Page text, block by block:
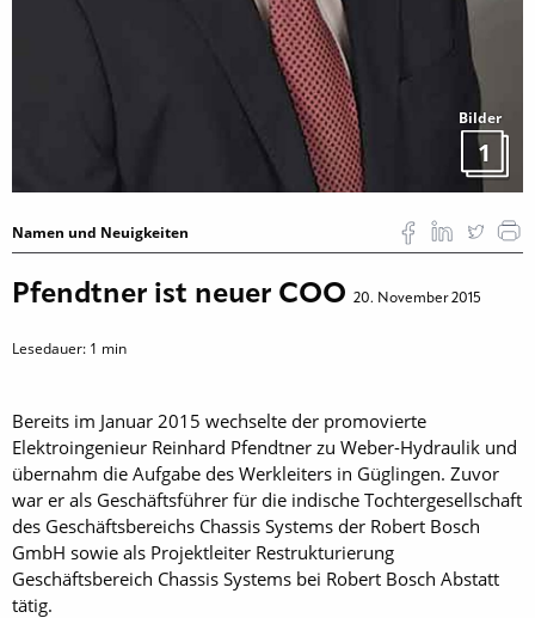
Bilder
1
Namen und Neuigkeiten
Pfendtner ist neuer COO 20. November 2015
Lesedauer: 1 min
Bereits im Januar 2015 wechselte der promovierte
Elektroingenieur Reinhard Pfendtner zu Weber-Hydraulik und
übernahm die Aufgabe des Werkleiters in Güglingen. Zuvor
war er als Geschäftsführer für die indische Tochtergesellschaft
des Geschäftsbereichs Chassis Systems der Robert Bosch
GmbH sowie als Projektleiter Restrukturierung
Geschäftsbereich Chassis Systems bei Robert Bosch Abstatt
tätig.